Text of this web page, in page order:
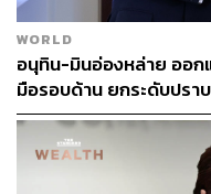
ศวิต
ช่าง
WORLD
อนุทิน-มินอ่องหล่าย ออ
มือรอบด้าน ยกระดับปร
ปัญหาหมอกควัน-มลพิษท